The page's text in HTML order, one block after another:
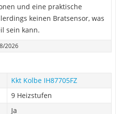
und eine praktische
keinen Bratsensor, was
sein kann.
2026
Kkt Kolbe IH87705FZ
9 Heizstufen
Ja